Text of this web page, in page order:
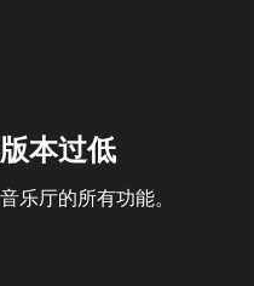
本过低
乐厅的所有功能。